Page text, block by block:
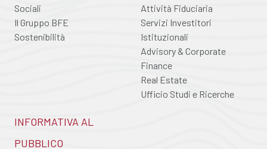
Sociali
Il Gruppo BFE
Sostenibilità
Attività Fiduciaria
Servizi Investitori
Istituzionali
Advisory & Corporate
Finance
Real Estate
Ufficio Studi e Ricerche
INFORMATIVA AL
PUBBLICO